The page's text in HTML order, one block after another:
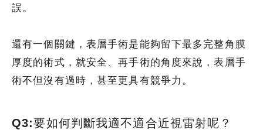
誤。
還有一個關鍵，表層手術是能夠留下最多完整角膜
厚度的術式，就安全、再手術的角度來說，表層手
術不但沒有過時，甚至更具有競爭力。
Q3:要如何判斷我適不適合近視雷射呢？